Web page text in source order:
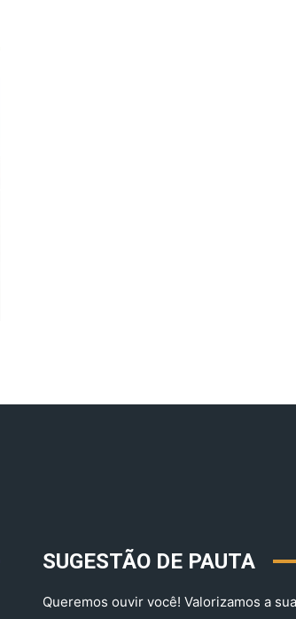
SUGESTÃO DE PAUTA
Queremos ouvir você! Valorizamos a